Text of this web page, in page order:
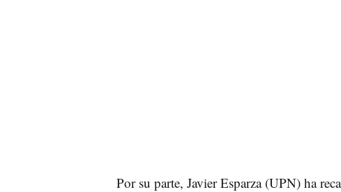
Por su parte, Javier Esparza (UPN) ha